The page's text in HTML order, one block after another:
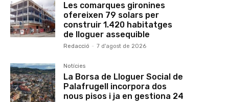
Les comarques gironines
ofereixen 79 solars per
construir 1.420 habitatges
de lloguer assequible
Redacció - 7 d'agost de 2026
Notícies
La Borsa de Lloguer Social de
Palafrugell incorpora dos
nous pisos i ja en gestiona 24